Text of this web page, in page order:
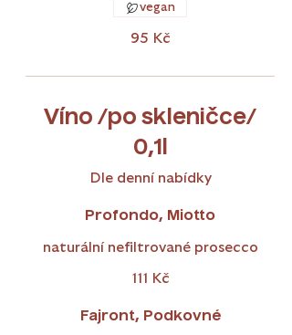
95 Kč
vegan
Víno /po skleničce/
0,1l
Dle denní nabídky
Profondo, Miotto
naturální nefiltrované prosecco
111 Kč
Fajront, Podkovné